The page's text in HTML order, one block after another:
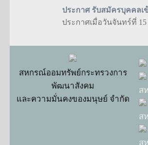
ประกาศ รับสมัครบุคคลเ
ประกาศเมื่อวันจันทร์ที่
สหกรณ์ออมทรัพย์กระทรวงการ
พัฒนาสังคม
และความมั่นคงของมนุษย์ จำกัด
ส
ส
ส